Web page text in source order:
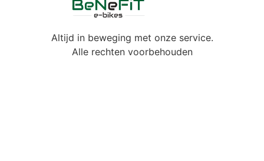
Altijd in beweging met onze service.
Alle rechten voorbehouden